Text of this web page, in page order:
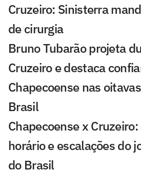
Cruzeiro: Sinisterra
de cirurgia
Bruno Tubarão projeta
Cruzeiro e destaca
Chapecoense nas
Brasil
Chapecoense x
horário e escalações do
do Brasil